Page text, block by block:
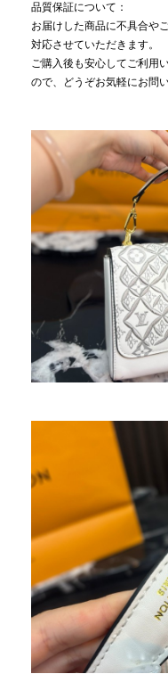
品質保証について：
お届けした商品に不具合や
対応させていただきます。
ご購入後も安心してご利用
ので、どうぞお気軽にお問